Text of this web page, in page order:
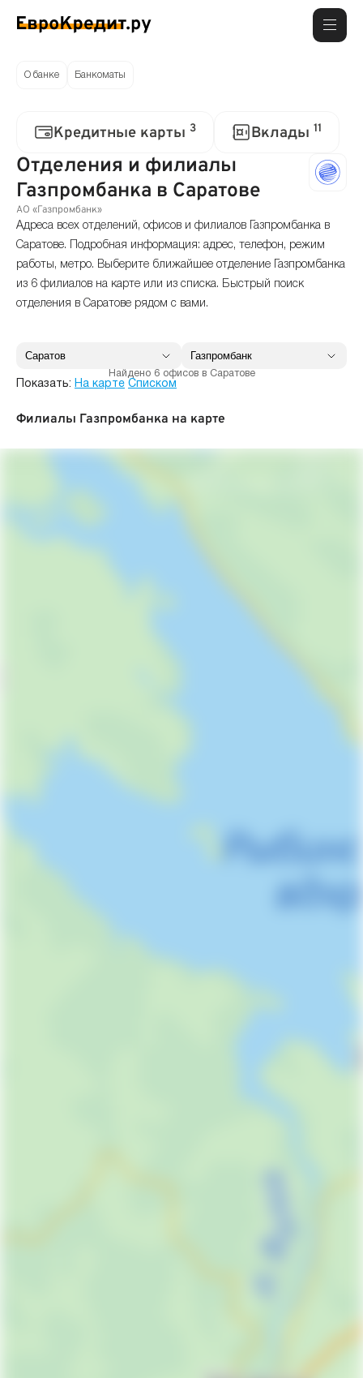
О банке Банкоматы
Кредитные карты 3 Вклады 11
Отделения и филиалы
Газпромбанка в Саратове
АО «Газпромбанк»
Адреса всех отделений, офисов и филиалов Газпромбанка в
Саратове. Подробная информация: адрес, телефон, режим
работы, метро. Выберите ближайшее отделение Газпромбанка
из 6 филиалов на карте или из списка. Быстрый поиск
отделения в Саратове рядом с вами.
Найдено 6 офисов в Саратове
Показать: На карте Списком
Филиалы Газпромбанка на карте